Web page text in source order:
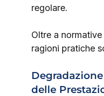
regolare.
Oltre a
ragioni pratiche
delle